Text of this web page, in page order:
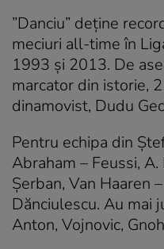
”Danciu” deține
meciuri all-time în
1993 și 2013. De
marcator din istorie,
dinamovist, Dudu
Pentru echipa din
Abraham – Feussi, A.
Șerban, Van Haaren
Dănciulescu. Au mai
Anton, Vojnovic,